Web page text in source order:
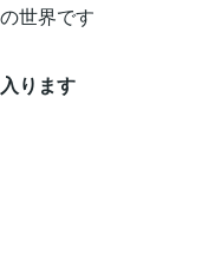
世界です
ります